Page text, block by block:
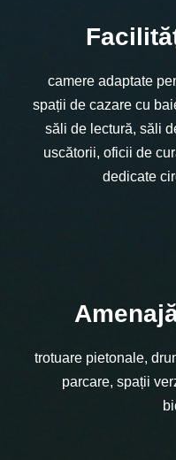
camere adaptate
spații de cazare cu
săli de lectură, săli
uscătorii, oficii de
dedicate
trotuare pietonale,
parcare, spații